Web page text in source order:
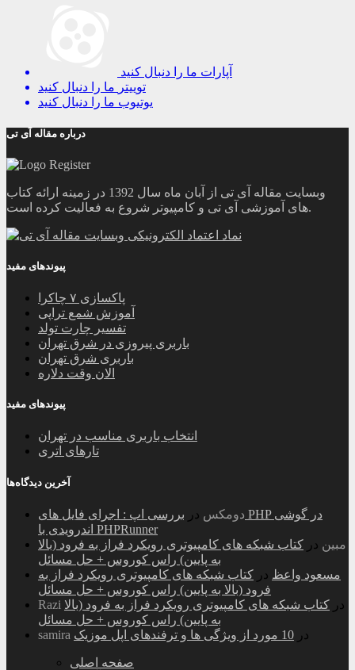
آپارات ما را دنبال کنید
توییتر ما را دنبال کنید
یوتیوب ما را دنبال کنید
درباره مقاله آی تی
وبسایت مقاله آی تی از آبان ماه سال 1392 در زمینه ارائه کتاب
های آموزشی آی تی و کامپیوتر شروع به فعالیت کرده است.
پیوندهای مفید
پاکسازی ۷ چاکرا
آموزش شمع تراپی
تفسیر چارت تولد
باربری پیروزی در شرق تهران
باربری شرق تهران
الان وقت دلاره
پیوندهای مفید
انتخاب باربری مناسب در تهران
تارهای اتری
آخرین دیدگاه‌ها
دومکس در بررسی اپ : اجرای فایل های PHP در گوشی
اندرویدی با PHPRunner
مبین در کتاب شبکه های کامپیوتری رویکرد فراز به فرود (بالا
به پایین) راس کوروس + حل مسائل
مسعود واعظ در کتاب شبکه های کامپیوتری رویکرد فراز به
فرود (بالا به پایین) راس کوروس + حل مسائل
Razi
در کتاب شبکه های کامپیوتری رویکرد فراز به فرود (بالا
به پایین) راس کوروس + حل مسائل
samira
در 10 مورد از ویژگی ها و ترفندهای اپل موزیک
صفحه اصلی